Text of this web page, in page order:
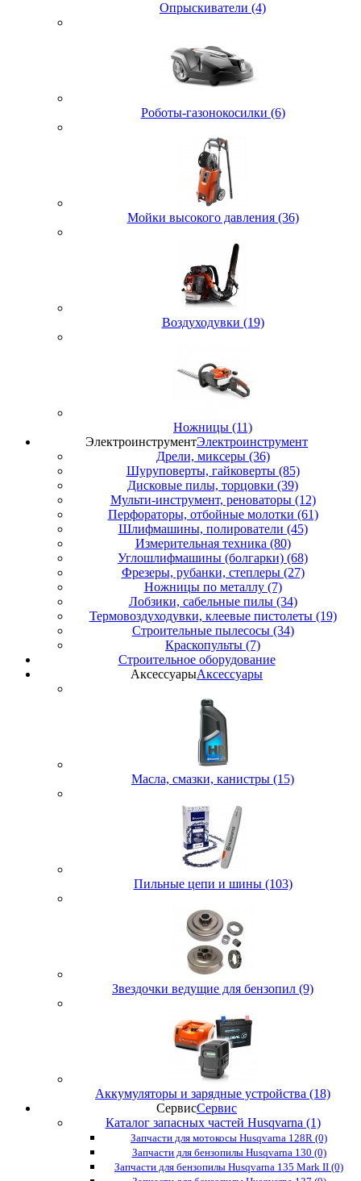
Опрыскиватели (4)
Роботы-газонокосилки (6)
Мойки высокого давления (36)
Воздуходувки (19)
Ножницы (11)
ЭлектроинструментЭлектроинструмент
Дрели, миксеры (36)
Шуруповерты, гайковерты (85)
Дисковые пилы, торцовки (39)
Мульти-инструмент, реноваторы (12)
Перфораторы, отбойные молотки (61)
Шлифмашины, полирователи (45)
Измерительная техника (80)
Углошлифмашины (болгарки) (68)
Фрезеры, рубанки, степлеры (27)
Ножницы по металлу (7)
Лобзики, сабельные пилы (34)
Термовоздуходувки, клеевые пистолеты (19)
Строительные пылесосы (34)
Краскопульты (7)
Строительное оборудование
АксессуарыАксессуары
Масла, смазки, канистры (15)
Пильные цепи и шины (103)
Звездочки ведущие для бензопил (9)
Аккумуляторы и зарядные устройства (18)
СервисСервис
Каталог запасных частей Husqvarna (1)
Запчасти для мотокосы Husqvarna 128R (0)
Запчасти для бензопилы Husqvarna 130 (0)
Запчасти для бензопилы Husqvarna 135 Mark II (0)